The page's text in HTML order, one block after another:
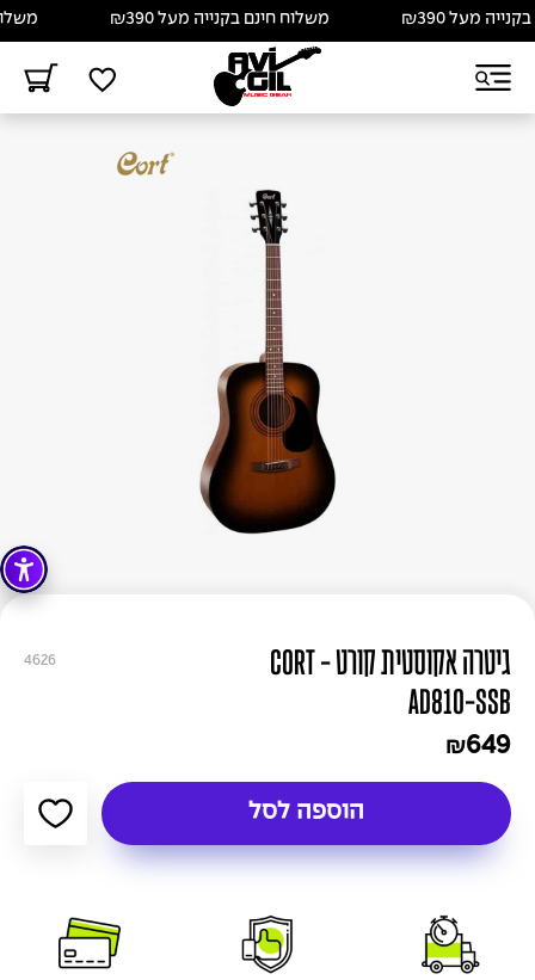
מעל ₪390 משלוח חינם בקנייה מעל ₪390 משלוח
4626
גיטרה אקוסטית קורט - CORT
AD810-SSB
₪649
הוספה לסל